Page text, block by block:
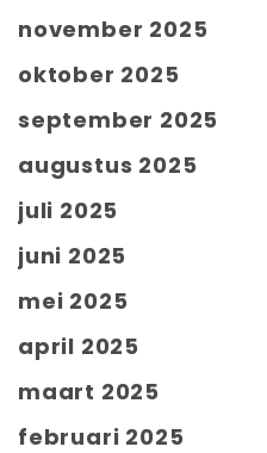
november 2025
oktober 2025
september 2025
augustus 2025
juli 2025
juni 2025
mei 2025
april 2025
maart 2025
februari 2025